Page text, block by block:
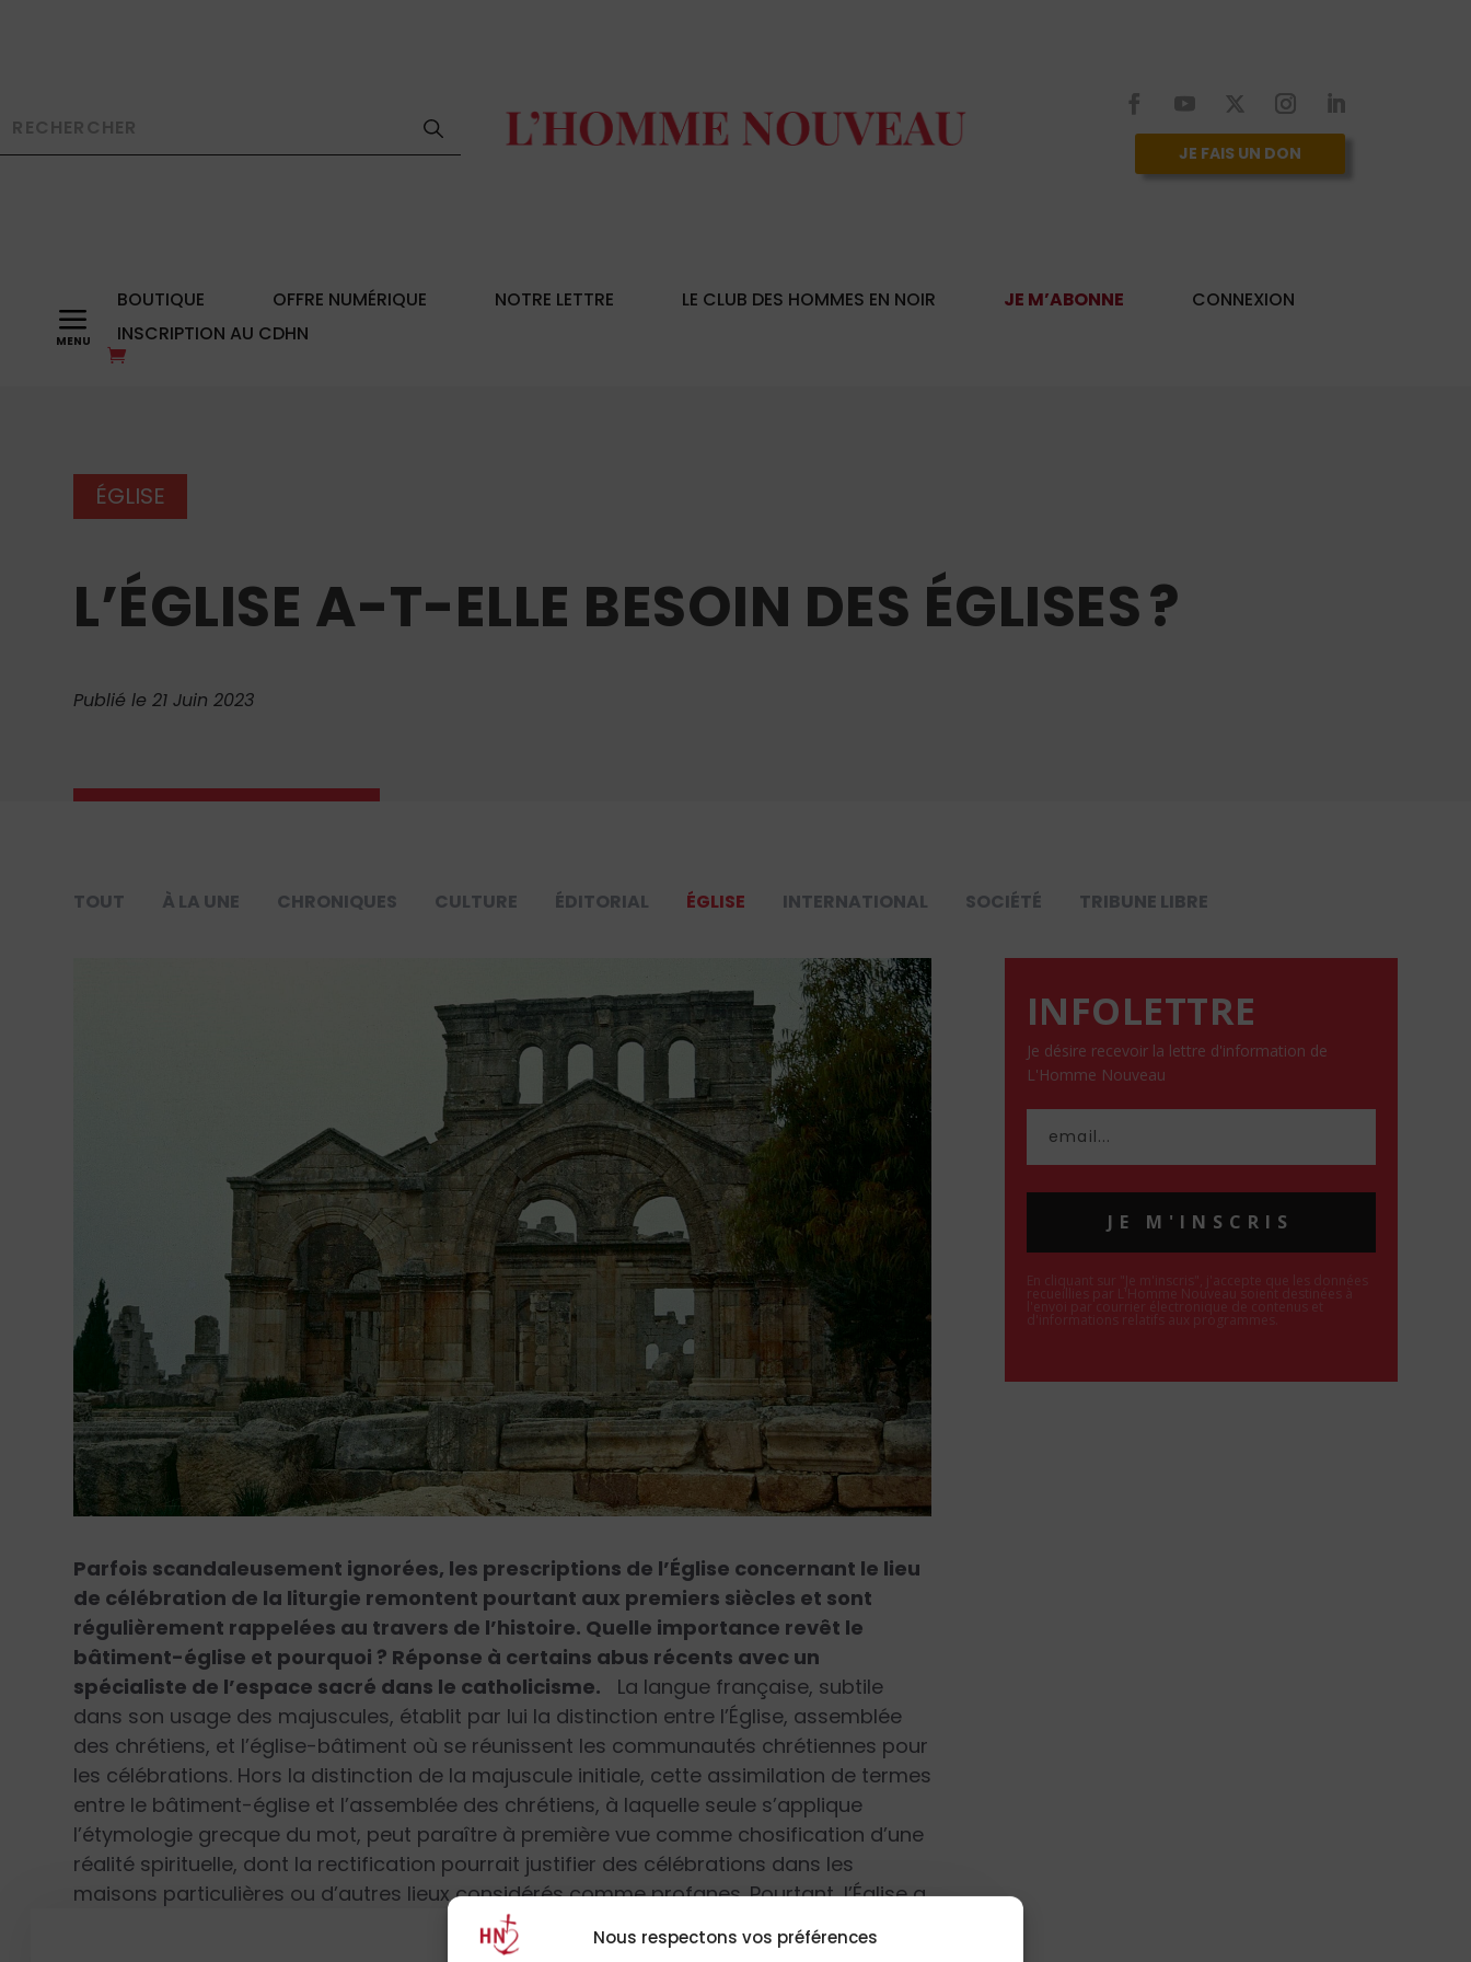
Nous respectons vos préférences
JE FAIS UN DON
a BOUTIQUE OFFRE NUMÉRIQUE NOTRE LETTRE LE CLUB DES HOMMES EN NOIR JE M’ABONNE
CONNEXION
INSCRIPTION AU CDHN
ÉGLISE
L’ÉGLISE A-T-ELLE BESOIN DES ÉGLISES ?
Publié le 21 Juin 2023
TOUT À LA UNE CHRONIQUES CULTURE ÉDITORIAL ÉGLISE INTERNATIONAL SOCIÉTÉ TRIBUNE LIBRE
Parfois scandaleusement ignorées, les prescriptions de l’Église concernant le lieu
de célébration de la liturgie remontent pourtant aux premiers siècles et sont
régulièrement rappelées au travers de l’histoire. Quelle importance revêt le
bâtiment-église et pourquoi ? Réponse à certains abus récents avec un
spécialiste de l’espace sacré dans le catholicisme. La langue française, subtile
dans son usage des majuscules, établit par lui la distinction entre l’Église, assemblée
des chrétiens, et l’église-bâtiment où se réunissent les communautés chrétiennes pour
les célébrations. Hors la distinction de la majuscule initiale, cette assimilation de termes
entre le bâtiment-église et l’assemblée des chrétiens, à laquelle seule s’applique
l’étymologie grecque du mot, peut paraître à première vue comme chosification d’une
réalité spirituelle, dont la rectification pourrait justifier des célébrations dans les
maisons particulières ou d’autres lieux considérés comme profanes. Pourtant, l’Église a
besoin des églises. L’assimilation que suppose, d’une certaine façon, la reprise de
l’étymologie de l’assemblée chrétienne pour le bâtiment n’est tout d’abord ni fortuite ni
INFOLETTRE
Je désire recevoir la lettre d'information de
L'Homme Nouveau
JE M'INSCRIS
En cliquant sur "Je m'inscris", j'accepte que les données
recueillies par L'Homme Nouveau soient destinées à
l'envoi par courrier électronique de contenus et
d'informations relatifs aux programmes.